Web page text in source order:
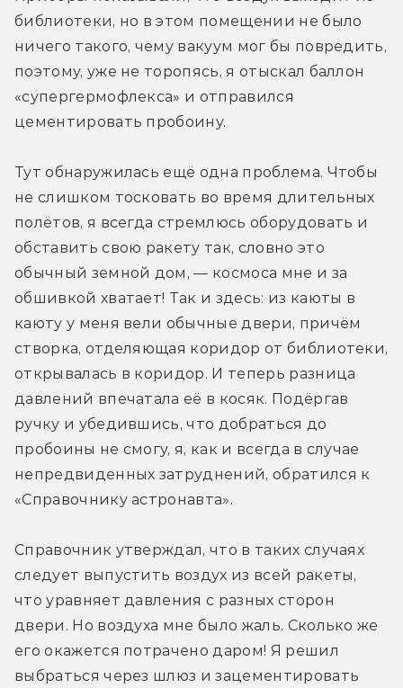
библиотеки, но в этом помещении не было
ничего такого, чему вакуум мог бы повредить,
поэтому, уже не торопясь, я отыскал баллон
«супергермофлекса» и отправился
цементировать пробоину.
Тут обнаружилась ещё одна проблема. Чтобы
не слишком тосковать во время длительных
полётов, я всегда стремлюсь оборудовать и
обставить свою ракету так, словно это
обычный земной дом, — космоса мне и за
обшивкой хватает! Так и здесь: из каюты в
каюту у меня вели обычные двери, причём
створка, отделяющая коридор от библиотеки,
открывалась в коридор. И теперь разница
давлений впечатала её в косяк. Подёргав
ручку и убедившись, что добраться до
пробоины не смогу, я, как и всегда в случае
непредвиденных затруднений, обратился к
«Справочнику астронавта».
Справочник утверждал, что в таких случаях
следует выпустить воздух из всей ракеты,
что уравняет давления с разных сторон
двери. Но воздуха мне было жаль. Сколько же
его окажется потрачено даром! Я решил
выбраться через шлюз и зацементировать